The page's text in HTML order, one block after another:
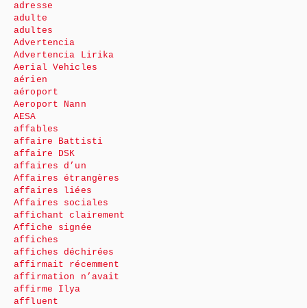
adresse
adulte
adultes
Advertencia
Advertencia Lirika
Aerial Vehicles
aérien
aéroport
Aeroport Nann
AESA
affables
affaire Battisti
affaire DSK
affaires d’un
Affaires étrangères
affaires liées
Affaires sociales
affichant clairement
Affiche signée
affiches
affiches déchirées
affirmait récemment
affirmation n’avait
affirme Ilya
affluent